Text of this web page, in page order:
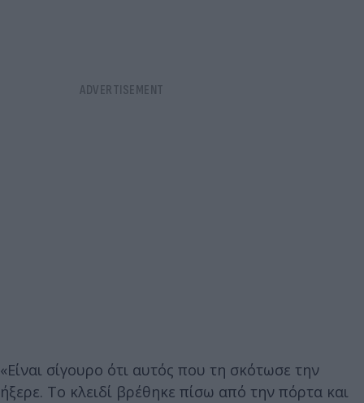
«Είναι σίγουρο ότι αυτός που τη σκότωσε την
ήξερε. Το κλειδί βρέθηκε πίσω από την πόρτα και